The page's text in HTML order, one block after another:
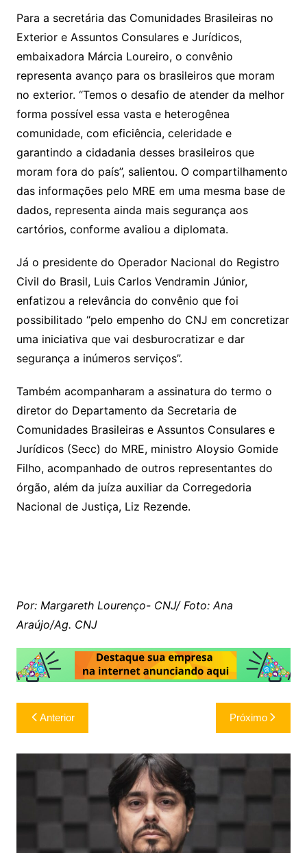
Para a secretária das Comunidades Brasileiras no
Exterior e Assuntos Consulares e Jurídicos,
embaixadora Márcia Loureiro, o convênio
representa avanço para os brasileiros que moram
no exterior. “Temos o desafio de atender da melhor
forma possível essa vasta e heterogênea
comunidade, com eficiência, celeridade e
garantindo a cidadania desses brasileiros que
moram fora do país”, salientou. O compartilhamento
das informações pelo MRE em uma mesma base de
dados, representa ainda mais segurança aos
cartórios, conforme avaliou a diplomata.
Já o presidente do Operador Nacional do Registro
Civil do Brasil, Luis Carlos Vendramin Júnior,
enfatizou a relevância do convênio que foi
possibilitado “pelo empenho do CNJ em concretizar
uma iniciativa que vai desburocratizar e dar
segurança a inúmeros serviços”.
Também acompanharam a assinatura do termo o
diretor do Departamento da Secretaria de
Comunidades Brasileiras e Assuntos Consulares e
Jurídicos (Secc) do MRE, ministro Aloysio Gomide
Filho, acompanhado de outros representantes do
órgão, além da juíza auxiliar da Corregedoria
Nacional de Justiça, Liz Rezende.
Por: Margareth Lourenço- CNJ/ Foto: Ana
Araújo/Ag. CNJ
Navegação
de
Post
Anterior Próximo